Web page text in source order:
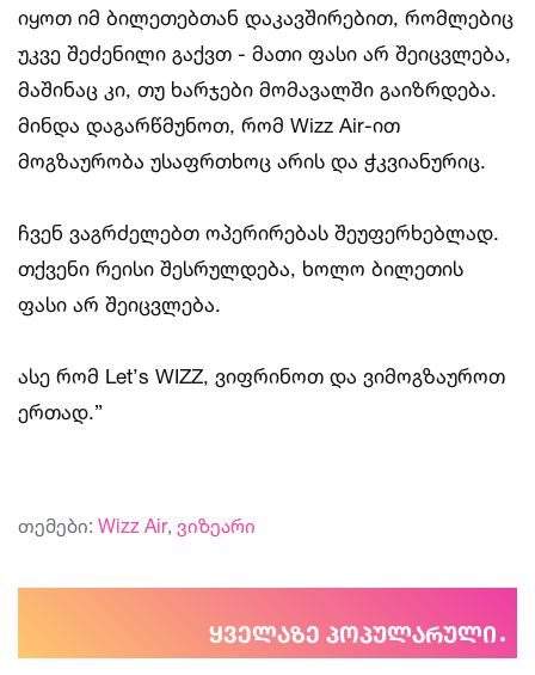
იყოთ იმ ბილეთებთან დაკავშირებით, რომლებიც
უკვე შეძენილი გაქვთ - მათი ფასი არ შეიცვლება,
მაშინაც კი, თუ ხარჯები მომავალში გაიზრდება.
მინდა დაგარწმუნოთ, რომ Wizz Air-ით
მოგზაურობა უსაფრთხოც არის და ჭკვიანურიც.
ჩვენ ვაგრძელებთ ოპერირებას შეუფერხებლად.
თქვენი რეისი შესრულდება, ხოლო ბილეთის
ფასი არ შეიცვლება.
ასე რომ Let’s WIZZ, ვიფრინოთ და ვიმოგზაუროთ
ერთად.”
თემები: Wizz Air, ვიზეარი
ყველაზე პოპულარული